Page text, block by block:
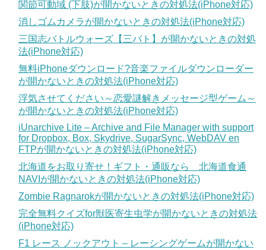
関節可動域 (下肢)が開かないときの対処法(iPhone対応)
消しゴムカメラが開かないときの対処法(iPhone対応)
三国志バトルウォーズ【三バト】が開かないときの対処
法(iPhone対応)
無料iPhoneダウンロード?音楽ファイルダウンローダー
が開かないときの対処法(iPhone対応)
浮気させてください～恋愛謎解きメッセージ型ゲーム～
が開かないときの対処法(iPhone対応)
iUnarchive Lite – Archive and File Manager with support
for Dropbox, Box, Skydrive, SugarSync, WebDAV en
FTPが開かないときの対処法(iPhone対応)
北海道をお取り寄せ！ギフト・通販なら 北海道食通
NAVIが開かないときの対処法(iPhone対応)
Zombie Ragnarokが開かないときの対処法(iPhone対応)
完全無料クイズfor獣医寄生虫学が開かないときの対処法
(iPhone対応)
F1 レース ノックアウト – レーシングゲームが開かない